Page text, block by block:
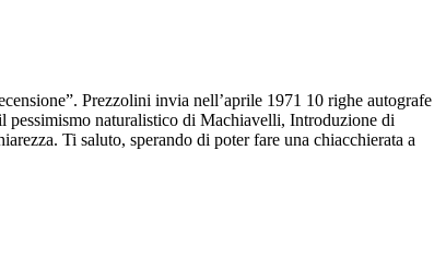
Prezzolini invia nell’aprile 1971 10 righe autografe
pessimismo naturalistico di Machiavelli, Introduzione di
Ti saluto, sperando di poter fare una chiacchierata a